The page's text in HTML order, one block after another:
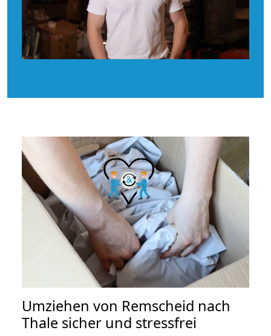
Umziehen von Remscheid nach
Thale sicher und stressfrei